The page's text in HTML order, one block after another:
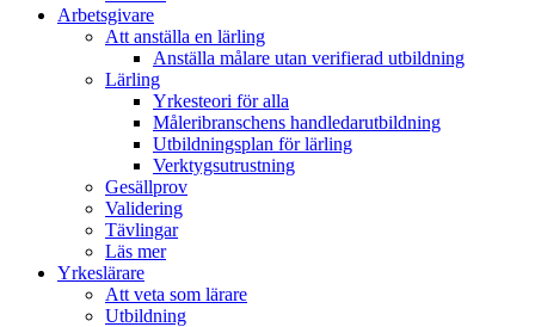
Arbetsgivare
Att anställa en lärling
Anställa målare utan verifierad utbildning
Lärling
Yrkesteori för alla
Måleribranschens handledarutbildning
Utbildningsplan för lärling
Verktygsutrustning
Gesällprov
Validering
Tävlingar
Läs mer
Yrkeslärare
Att veta som lärare
Utbildning